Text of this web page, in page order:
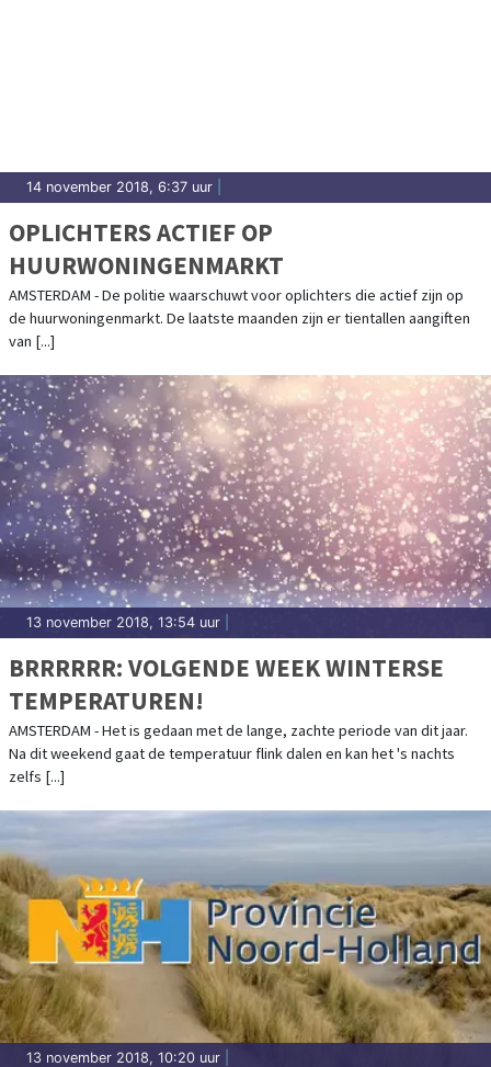
14 november 2018, 6:37 uur
OPLICHTERS ACTIEF OP
HUURWONINGENMARKT
AMSTERDAM - De politie waarschuwt voor oplichters die actief zijn op
de huurwoningenmarkt. De laatste maanden zijn er tientallen aangiften
van [...]
13 november 2018, 13:54 uur
BRRRRRR: VOLGENDE WEEK WINTERSE
TEMPERATUREN!
AMSTERDAM - Het is gedaan met de lange, zachte periode van dit jaar.
Na dit weekend gaat de temperatuur flink dalen en kan het 's nachts
zelfs [...]
13 november 2018, 10:20 uur